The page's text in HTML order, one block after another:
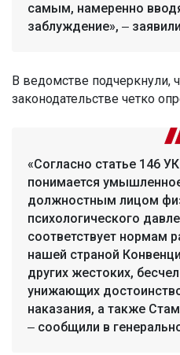
самым, намеренно
заблуждение», ‒
В ведомстве подчеркнули,
законодательстве четко
«Согласно статье 146
понимается
должностным лицом
психологического
соответствует нормам
нашей страной
других жестоких,
унижающих
наказания, а также
‒ сообщили в